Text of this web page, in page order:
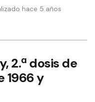
hace 5 años
2.ª dosis de
1966 y